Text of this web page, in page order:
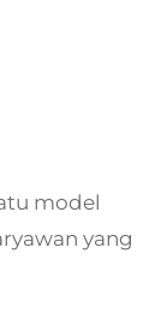
model
yang